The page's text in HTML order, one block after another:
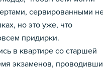
сервированными
но это уже, что
придирки.
в квартире со старшей
экзаменов,